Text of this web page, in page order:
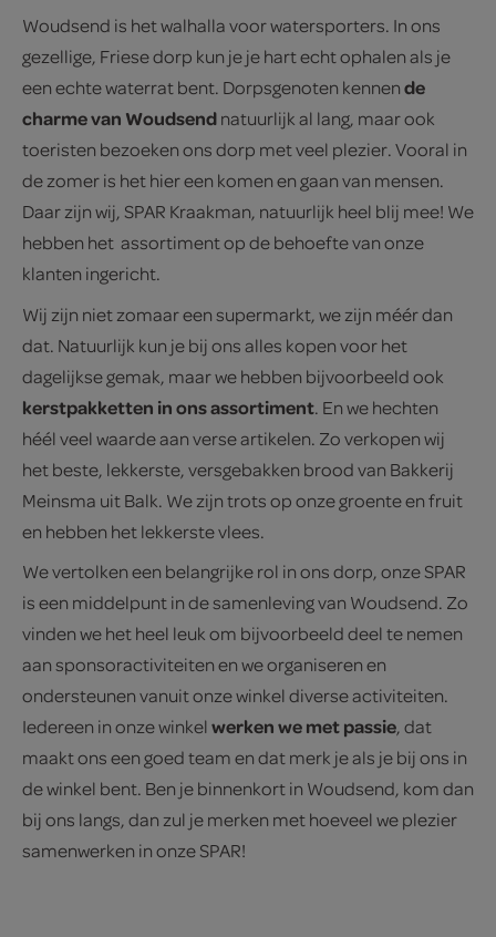
Woudsend is het walhalla voor watersporters. In ons
gezellige, Friese dorp kun je je hart echt ophalen als je
een echte waterrat bent. Dorpsgenoten kennende
charme van Woudsendnatuurlijk al lang, maar ook
toeristen bezoeken ons dorp met veel plezier. Vooral in
de zomer is het hier een komen en gaan van mensen.
Daar zijn wij, SPAR Kraakman, natuurlijk heel blij mee! We
hebben het assortiment op de behoefte van onze
klanten ingericht.
Wij zijn niet zomaar een supermarkt, we zijn méér dan
dat. Natuurlijk kun je bij ons alles kopen voor het
dagelijkse gemak, maar we hebben bijvoorbeeld ook
kerstpakketten in ons assortiment. En we hechten
héél veel waarde aan verse artikelen. Zo verkopen wij
het beste, lekkerste, versgebakken brood van Bakkerij
Meinsma uit Balk. We zijn trots op onze groente en fruit
en hebben het lekkerste vlees.
We vertolken een belangrijke rol in ons dorp, onze SPAR
is een middelpunt in de samenleving van Woudsend. Zo
vinden we het heel leuk om bijvoorbeeld deel te nemen
aan sponsoractiviteiten en we organiseren en
ondersteunen vanuit onze winkel diverse activiteiten.
Iedereen in onze winkelwerken we met passie, dat
maakt ons een goed team en dat merk je als je bij ons in
de winkel bent. Ben je binnenkort in Woudsend, kom dan
bij ons langs, dan zul je merken met hoeveel we plezier
samenwerken in onze SPAR!